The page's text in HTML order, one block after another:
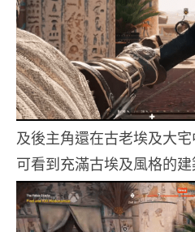
及後主角還在古老埃及大
可看到充滿古埃及風格的